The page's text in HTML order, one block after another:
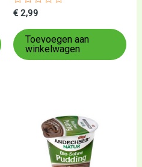
Gewaardeerd
uit
5
€ 2,99
Toevoegen aan
winkelwagen